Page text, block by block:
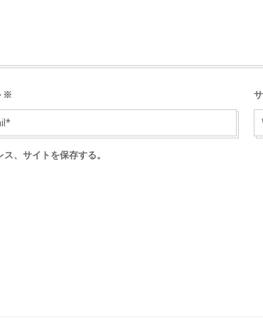
※
、サイトを保存する。